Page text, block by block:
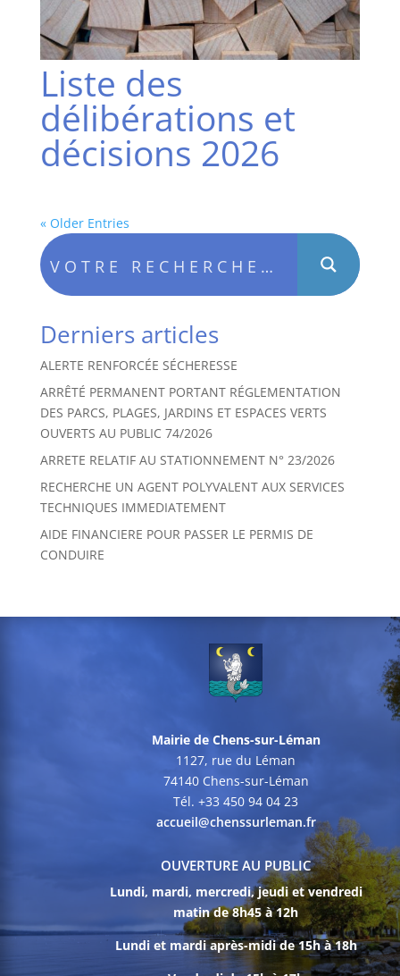
Liste des
délibérations et
décisions 2026
« Older Entries
Derniers articles
ALERTE RENFORCÉE SÉCHERESSE
ARRÊTÉ PERMANENT PORTANT RÉGLEMENTATION
DES PARCS, PLAGES, JARDINS ET ESPACES VERTS
OUVERTS AU PUBLIC 74/2026
ARRETE RELATIF AU STATIONNEMENT N° 23/2026
RECHERCHE UN AGENT POLYVALENT AUX SERVICES
TECHNIQUES IMMEDIATEMENT
AIDE FINANCIERE POUR PASSER LE PERMIS DE
CONDUIRE
Mairie de Chens-sur-Léman
1127, rue du Léman
74140 Chens-sur-Léman
Tél. +33 450 94 04 23
accueil@chenssurleman.fr
OUVERTURE AU PUBLIC
Lundi, mardi, mercredi, jeudi et vendredi
matin de 8h45 à 12h
Lundi et mardi après-midi de 15h à 18h